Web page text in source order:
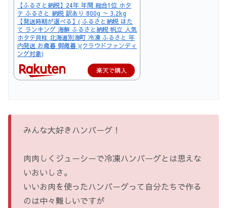
【ふるさと納税】24年 年間 総合1位 ホタ
テ ふるさと 納税 訳あり 800g ～ 3.2kg
【発送時期が選べる】( ふるさと納税 ほた
て ランキング 海鮮 ふるさと納税 帆立 人気
ホタテ貝柱 北海道別海町 冷凍 ふるさと 年
内発送 お歳暮 御歳暮 )(クラウドファンディ
ング対象)
楽天で購入
みんな大好きハンバーグ！
肉肉しくジューシーで冷凍ハンバーグとは思えな
いおいしさ。
いいお肉を使ったハンバーグって自分たちで作る
のは中々難しいですが